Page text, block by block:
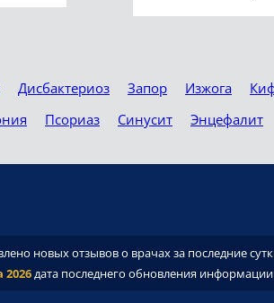
Дисбактериоз Запор Изжога
Псориаз Синусит Энцефалит
новых отзывов о врачах за последние
2026дата последнего обновления информации